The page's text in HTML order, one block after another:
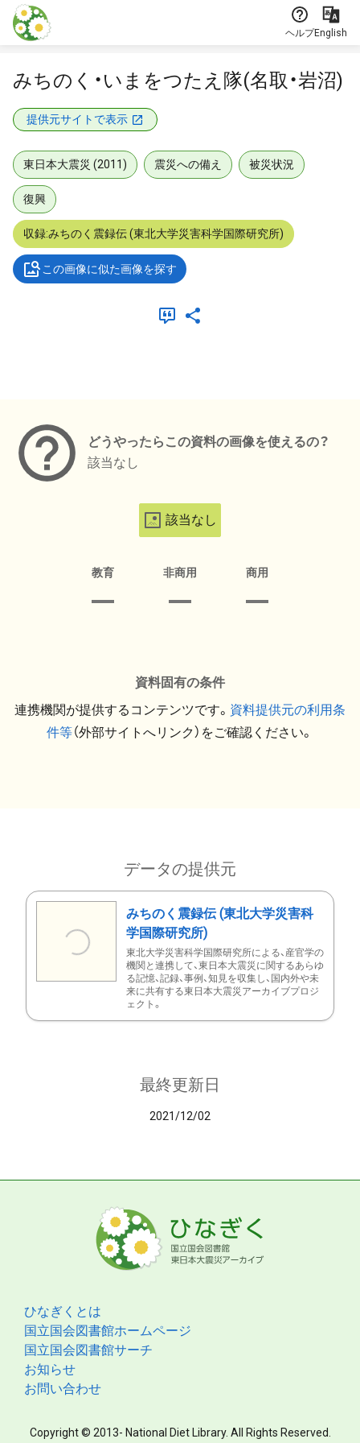
本文に飛ぶ
ヘルプEnglish
みちのく・いまをつたえ隊(名取・岩沼)
提供元サイトで表示
東日本大震災 (2011) 震災への備え 被災状況
復興
収録:みちのく震録伝 (東北大学災害科学国際研究所)
この画像に似た画像を探す
どうやったらこの資料の画像を使えるの？
該当なし
該当なし
教育 非商用 商用
資料固有の条件
連携機関が提供するコンテンツです。 資料提供元の利用条
件等（外部サイトへリンク）をご確認ください。
データの提供元
みちのく震録伝 (東北大学災害科
学国際研究所)
東北大学災害科学国際研究所による、産官学の
機関と連携して、東日本大震災に関するあらゆ
る記憶、記録、事例、知見を収集し、国内外や未
来に共有する東日本大震災アーカイブプロジ
ェクト。
最終更新日
2021/12/02
ひなぎくとは
国立国会図書館ホームページ
国立国会図書館サーチ
お知らせ
お問い合わせ
Copyright © 2013- National Diet Library. All Rights Reserved.